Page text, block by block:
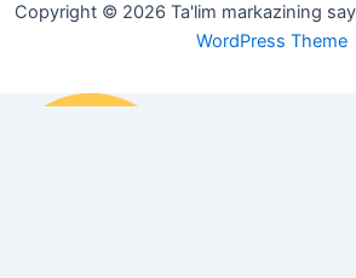
Copyright © 2026 Ta'lim markazining
WordPress Theme